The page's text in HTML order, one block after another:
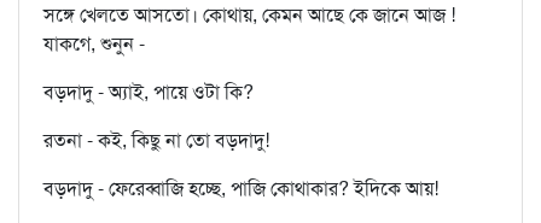
সঙ্গে খেলতে আসতো। কোথায়, কেমন আছে কে জানে আজ !
যাকগে, শুনুন -
বড়দাদু - অ্যাই, পায়ে ওটা কি?
রতনা - কই, কিছু না তো বড়দাদু!
বড়দাদু - ফেরেব্বাজি হচ্ছে, পাজি কোথাকার? ইদিকে আয়!